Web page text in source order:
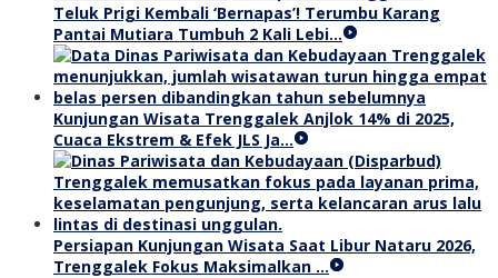
Teluk Prigi Kembali ‘Bernapas’! Terumbu Karang
Pantai Mutiara Tumbuh 2 Kali Lebi…
Kunjungan Wisata Trenggalek Anjlok 14% di 2025,
Cuaca Ekstrem & Efek JLS Ja…
Persiapan Kunjungan Wisata Saat Libur Nataru 2026,
Trenggalek Fokus Maksimalkan …